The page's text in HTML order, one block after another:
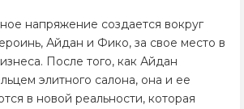
напряжение создается вокруг
Айдан и Фико, за свое место в
После того, как Айдан
элитного салона, она и ее
в новой реальности, которая